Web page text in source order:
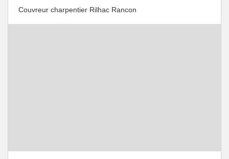
Couvreur charpentier Rilhac Rancon